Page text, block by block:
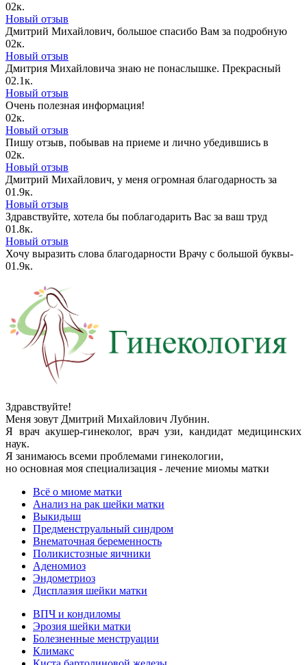
02к.
Новый отзыв
Дмитрий Михайлович, большое спасибо Вам за подробную
02к.
Новый отзыв
Дмитрия Михайловича знаю не понаслышке. Прекрасный
02.1к.
Новый отзыв
Очень полезная информация!
02к.
Новый отзыв
Пишу отзыв, побывав на приеме и лично убедившись в
02к.
Новый отзыв
Дмитрий Михайлович, у меня огромная благодарность за
01.9к.
Новый отзыв
Здравствуйте, хотела бы поблагодарить Вас за ваш труд
01.8к.
Новый отзыв
Хочу выразить слова благодарности Врачу с большой буквы-
01.9к.
Здравствуйте!
Меня зовут Дмитрий Михайлович Лубнин.
Я врач акушер-гинеколог, врач узи, кандидат медицинских
наук.
Я занимаюсь всеми проблемами гинекологии,
но основная моя специализация - лечение миомы матки
Всё о миоме матки
Анализ на рак шейки матки
Выкидыш
Предменструальный синдром
Внематочная беременность
Поликистозные яичники
Аденомиоз
Эндометриоз
Дисплазия шейки матки
ВПЧ и кондиломы
Эрозия шейки матки
Болезненные менструации
Климакс